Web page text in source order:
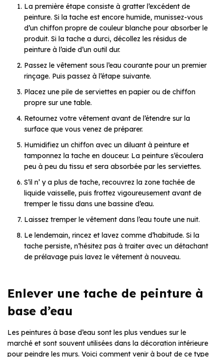
La première étape consiste à gratter l’excédent de
peinture. Si la tache est encore humide, munissez-vous
d’un chiffon propre de couleur blanche pour absorber le
produit. Si la tache a durci, décollez les résidus de
peinture à l’aide d’un outil dur.
Passez le vêtement sous l’eau courante pour un premier
rinçage. Puis passez à l’étape suivante.
Placez une pile de serviettes en papier ou de chiffon
propre sur une table.
Retournez votre vêtement avant de l’étendre sur la
surface que vous venez de préparer.
Humidifiez un chiffon avec un diluant à peinture et
tamponnez la tache en douceur. La peinture s’écoulera
peu à peu du tissu et sera absorbée par les serviettes.
S’il n’ y a plus de tache, recouvrez la zone tachée de
liquide vaisselle, puis frottez vigoureusement avant de
tremper le tissu dans une bassine d’eau.
Laissez tremper le vêtement dans l’eau toute une nuit.
Le lendemain, rincez et lavez comme d’habitude. Si la
tache persiste, n’hésitez pas à traiter avec un détachant
de prélavage puis lavez le vêtement à nouveau.
Enlever une tache de peinture à
base d’eau
Les peintures à base d’eau sont les plus vendues sur le
marché et sont souvent utilisées dans la décoration intérieure
pour peindre les murs. Voici comment venir à bout de ce type